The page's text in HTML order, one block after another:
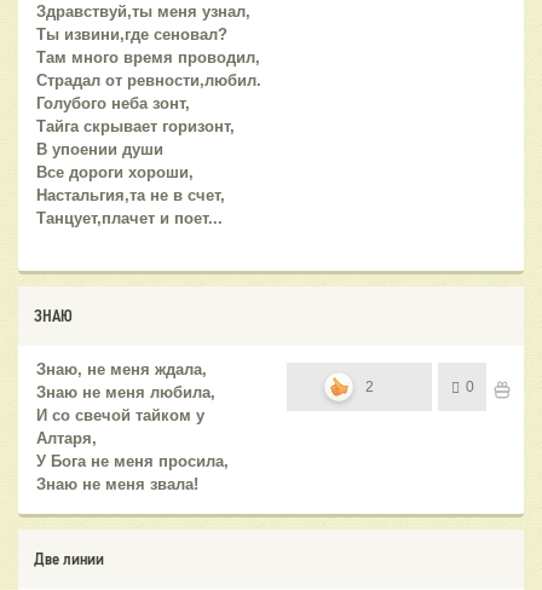
Здравствуй,ты меня узнал,
Ты извини,где сеновал?
Там много время проводил,
Страдал от ревности,любил.
Голубого неба зонт,
Тайга скрывает горизонт,
В упоении души
Все дороги хороши,
Настальгия,та не в счет,
Танцует,плачет и поет...
ЗНАЮ
Знаю, не меня ждала,
Знаю не меня любила,
И со свечой тайком у
Алтаря,
У Бога не меня просила,
Знаю не меня звала!
2 0
Две линии